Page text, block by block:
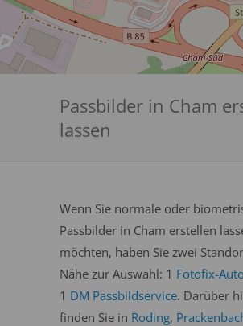
Passbilder in Cham
lassen
Wenn Sie normale oder
Passbilder in Cham erstellen
möchten, haben Sie zwei
Nähe zur Auswahl: 1 Fotofix-
1 DM Passbildservice. Darüber
finden Sie in Roding,